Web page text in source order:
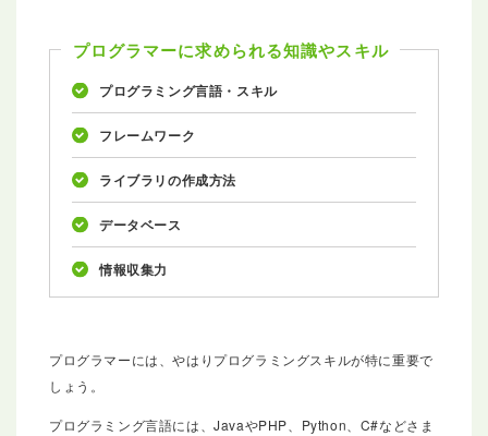
プログラマーに求められる知識やスキル
プログラミング言語・スキル
フレームワーク
ライブラリの作成方法
データベース
情報収集力
プログラマーには、やはりプログラミングスキルが特に重要で
しょう。
プログラミング言語には、JavaやPHP、Python、C#などさま